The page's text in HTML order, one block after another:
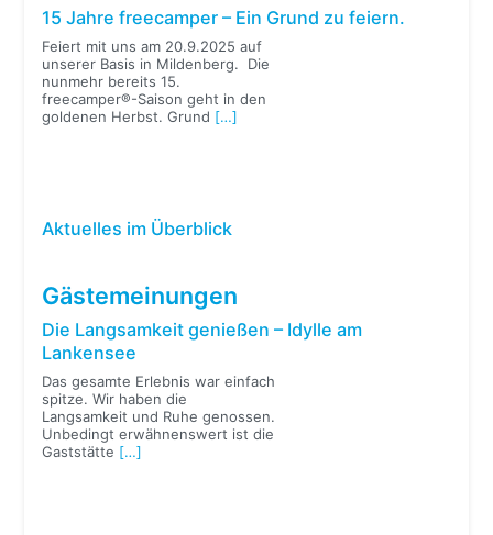
15 Jahre freecamper – Ein Grund zu feiern.
Feiert mit uns am 20.9.2025 auf
unserer Basis in Mildenberg. Die
nunmehr bereits 15.
freecamper®-Saison geht in den
goldenen Herbst. Grund […]
Aktuelles im Überblick
Gästemeinungen
Die Langsamkeit genießen – Idylle am
Lankensee
Das gesamte Erlebnis war einfach
spitze. Wir haben die
Langsamkeit und Ruhe genossen.
Unbedingt erwähnenswert ist die
Gaststätte […]